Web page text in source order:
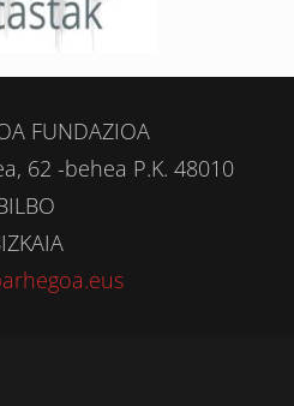
FUNDAZIOA
62 -behea P.K. 48010